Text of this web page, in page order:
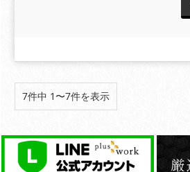
7件中 1〜7件を表示